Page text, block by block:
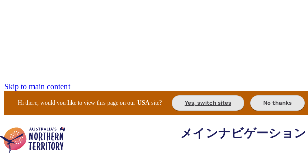
Skip to main content
Hi there, would you like to view this page on ourUSA site? Yes, switch sites No thanks
メインナビゲーション